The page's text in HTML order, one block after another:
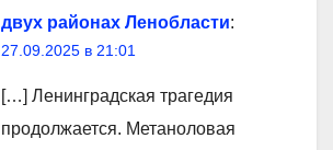
двух районах Ленобласти:
27.09.2025 в 21:01
[…] Ленинградская трагедия
продолжается. Метаноловая